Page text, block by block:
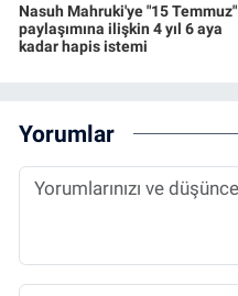
Nasuh Mahruki'ye "15 Temmuz"
paylaşımına ilişkin 4 yıl 6 aya
kadar hapis istemi
Yorumlar